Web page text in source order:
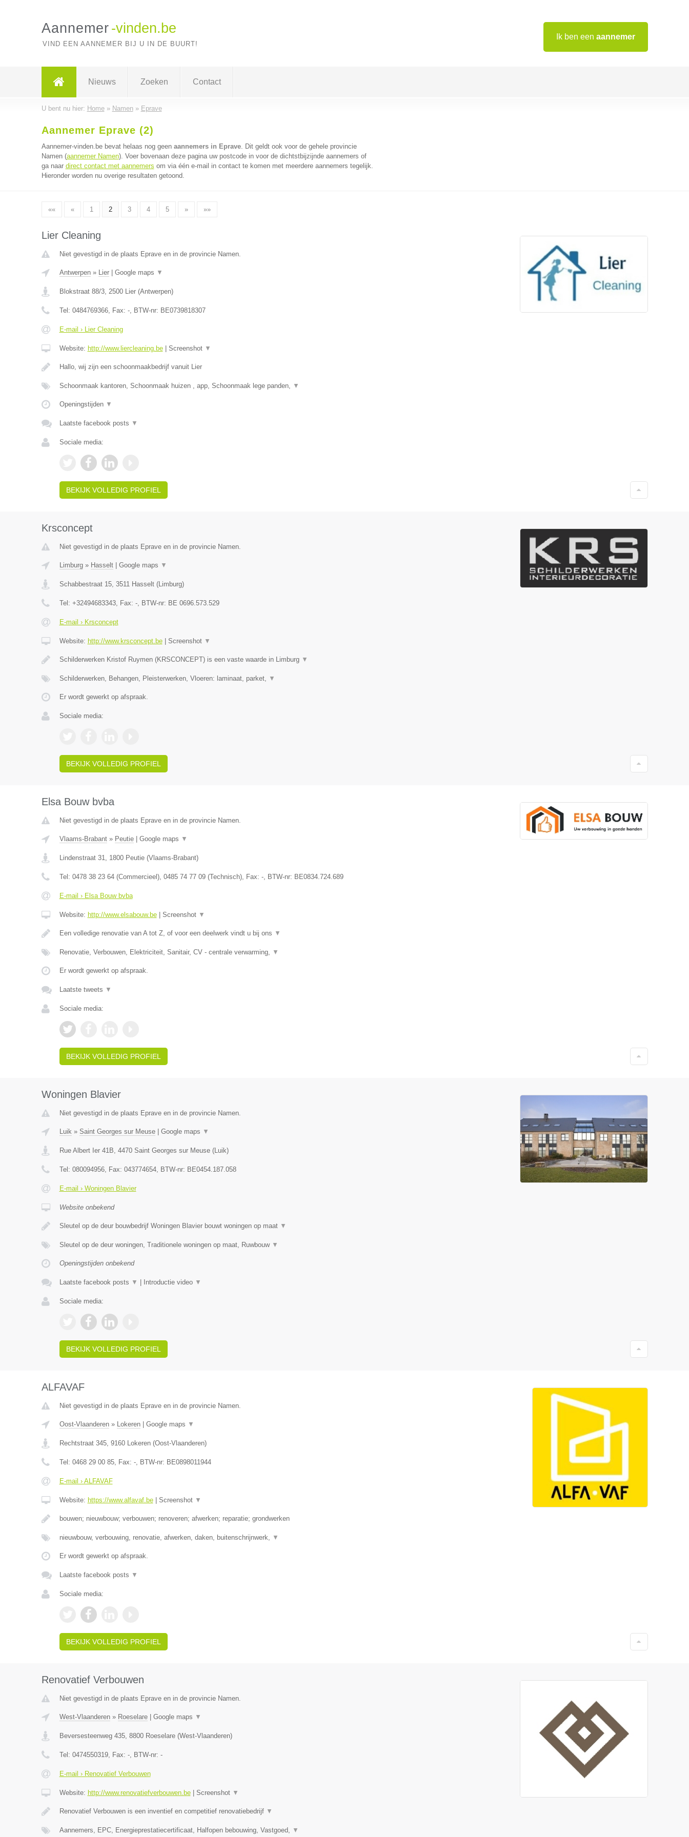
Ik ben een aannemer
Aannemer -vinden.be
VIND EEN AANNEMER BIJ U IN DE BUURT!
Nieuws Zoeken Contact
U bent nu hier: Home» Namen» Eprave
Aannemer Eprave (2)
Aannemer-vinden.be bevat helaas nog geen aannemers in Eprave. Dit geldt ook voor de gehele provincie
Namen (aannemer Namen). Voer bovenaan deze pagina uw postcode in voor de dichtstbijzijnde aannemers of
ga naar direct contact met aannemers om via één e-mail in contact te komen met meerdere aannemers tegelijk.
Hieronder worden nu overige resultaten getoond.
«« « 1 2 3 4 5 » »»
Lier Cleaning
Niet gevestigd in de plaats Eprave en in de provincie Namen.
Antwerpen» Lier| Google maps ▼
Blokstraat 88/3, 2500 Lier(Antwerpen)
Tel: 0484769366, Fax: -, BTW-nr: BE0739818307
E-mail › Lier Cleaning
Website: http://www.liercleaning.be| Screenshot ▼
Hallo, wij zijn een schoonmaakbedrijf vanuit Lier
Schoonmaak kantoren, Schoonmaak huizen , app, Schoonmaak lege panden, ▼
Openingstijden ▼
Laatste facebook posts ▼
Sociale media:
BEKIJK VOLLEDIG PROFIEL
Krsconcept
Niet gevestigd in de plaats Eprave en in de provincie Namen.
Limburg» Hasselt| Google maps ▼
Schabbestraat 15, 3511 Hasselt(Limburg)
Tel: +32494683343, Fax: -, BTW-nr: BE 0696.573.529
E-mail › Krsconcept
Website: http://www.krsconcept.be| Screenshot ▼
Schilderwerken Kristof Ruymen (KRSCONCEPT) is een vaste waarde in Limburg ▼
Schilderwerken, Behangen, Pleisterwerken, Vloeren: laminaat, parket, ▼
Er wordt gewerkt op afspraak.
Sociale media:
BEKIJK VOLLEDIG PROFIEL
Elsa Bouw bvba
Niet gevestigd in de plaats Eprave en in de provincie Namen.
Vlaams-Brabant» Peutie| Google maps ▼
Lindenstraat 31, 1800 Peutie(Vlaams-Brabant)
Tel: 0478 38 23 64 (Commercieel), 0485 74 77 09 (Technisch), Fax: -, BTW-nr: BE0834.724.689
E-mail › Elsa Bouw bvba
Website: http://www.elsabouw.be| Screenshot ▼
Een volledige renovatie van A tot Z, of voor een deelwerk vindt u bij ons ▼
Renovatie, Verbouwen, Elektriciteit, Sanitair, CV - centrale verwarming, ▼
Er wordt gewerkt op afspraak.
Laatste tweets ▼
Sociale media:
BEKIJK VOLLEDIG PROFIEL
Woningen Blavier
Niet gevestigd in de plaats Eprave en in de provincie Namen.
Luik» Saint Georges sur Meuse| Google maps ▼
Rue Albert Ier 41B, 4470 Saint Georges sur Meuse(Luik)
Tel: 080094956, Fax: 043774654, BTW-nr: BE0454.187.058
E-mail › Woningen Blavier
Website onbekend
Sleutel op de deur bouwbedrijf Woningen Blavier bouwt woningen op maat ▼
Sleutel op de deur woningen, Traditionele woningen op maat, Ruwbouw ▼
Openingstijden onbekend
Laatste facebook posts ▼ Introductie video ▼
Sociale media:
BEKIJK VOLLEDIG PROFIEL
ALFAVAF
Niet gevestigd in de plaats Eprave en in de provincie Namen.
Oost-Vlaanderen» Lokeren| Google maps ▼
Rechtstraat 345, 9160 Lokeren(Oost-Vlaanderen)
Tel: 0468 29 00 85, Fax: -, BTW-nr: BE0898011944
E-mail › ALFAVAF
Website: https://www.alfavaf.be| Screenshot ▼
bouwen; nieuwbouw; verbouwen; renoveren; afwerken; reparatie; grondwerken
nieuwbouw, verbouwing, renovatie, afwerken, daken, buitenschrijnwerk, ▼
Er wordt gewerkt op afspraak.
Laatste facebook posts ▼
Sociale media:
BEKIJK VOLLEDIG PROFIEL
Renovatief Verbouwen
Niet gevestigd in de plaats Eprave en in de provincie Namen.
West-Vlaanderen» Roeselare| Google maps ▼
Beversesteenweg 435, 8800 Roeselare(West-Vlaanderen)
Tel: 0474550319, Fax: -, BTW-nr: -
E-mail › Renovatief Verbouwen
Website: http://www.renovatiefverbouwen.be| Screenshot ▼
Renovatief Verbouwen is een inventief en competitief renovatiebedrijf ▼
Aannemers, EPC, Energieprestatiecertificaat, Halfopen bebouwing, Vastgoed, ▼